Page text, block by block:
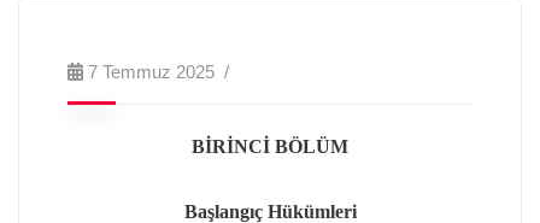
7 Temmuz 2025
BİRİNCİ BÖLÜM
Başlangıç Hükümleri